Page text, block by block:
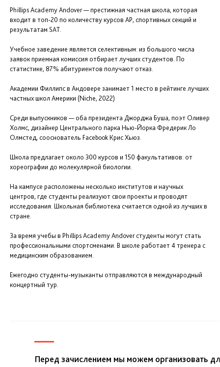
Phillips Academy Andover — престижная частная школа, которая
входит в топ-20 по количеству курсов AP, спортивных секций и
результатам SAT.
Учебное заведение является селективным: из большого числа
заявок приемная комиссия отбирает лучших студентов. По
статистике, 87% абитуриентов получают отказ.
Академии Филлипс в Андовере занимает 1 место в рейтинге лучших
частных школ Америки (Niche, 2022)
Среди выпускников — оба президента Джорджа Буша, поэт Оливер
Холмс, дизайнер Центрального парка Нью-Йорка Фредерик Ло
Олмстед, сооснователь Facebook Крис Хьюз.
Школа предлагает около 300 курсов и 150 факультативов: от
хореографии до молекулярной биологии.
На кампусе расположены несколько институтов и научных
центров, где студенты реализуют свои проекты и проводят
исследования. Школьная библиотека считается одной из лучших в
стране.
За время учебы в Phillips Academy Andover студенты могут стать
профессиональными спортсменами. В школе работает 4 тренера с
медицинским образованием.
Ежегодно студенты-музыканты отправляются в международный
концертный тур.
Перед зачислением мы можем организовать